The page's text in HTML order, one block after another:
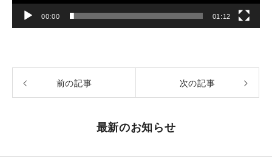
00:00 01:12
前の記事 次の記事
最新のお知らせ